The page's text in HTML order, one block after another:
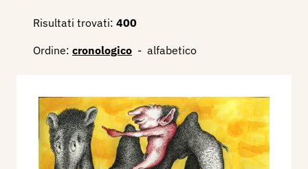
Risultati trovati: 400
Ordine: cronologico - alfabetico